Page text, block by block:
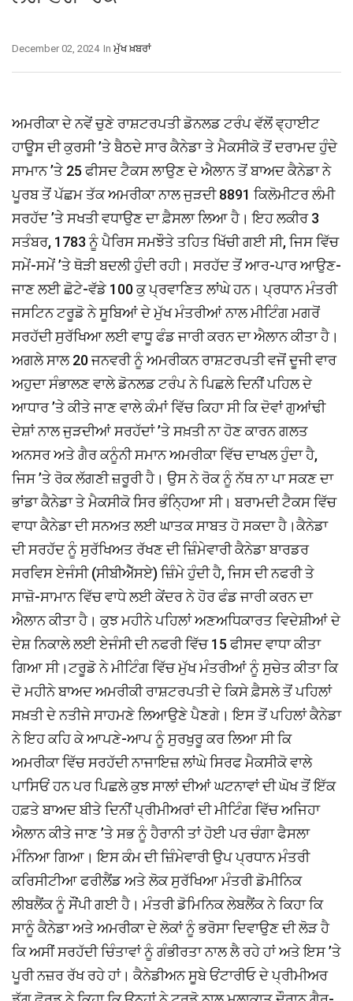
In ਮੁੱਖ ਖ਼ਬਰਾਂ
December 02, 2024
ਅਮਰੀਕਾ ਦੇ ਨਵੇਂ ਚੁਣੇ ਰਾਸ਼ਟਰਪਤੀ ਡੋਨਲਡ ਟਰੰਪ ਵੱਲੋਂ ਵ੍ਹਾਈਟ
ਹਾਊਸ ਦੀ ਕੁਰਸੀ ’ਤੇ ਬੈਠਦੇ ਸਾਰ ਕੈਨੇਡਾ ਤੇ ਮੈਕਸੀਕੋ ਤੋਂ ਦਰਾਮਦ ਹੁੰਦੇ
ਸਾਮਾਨ ’ਤੇ 25 ਫੀਸਦ ਟੈਕਸ ਲਾਉਣ ਦੇ ਐਲਾਨ ਤੋਂ ਬਾਅਦ ਕੈਨੇਡਾ ਨੇ
ਪੂਰਬ ਤੋਂ ਪੱਛਮ ਤੱਕ ਅਮਰੀਕਾ ਨਾਲ ਜੁੜਦੀ 8891 ਕਿਲੋਮੀਟਰ ਲੰਮੀ
ਸਰਹੱਦ ’ਤੇ ਸਖਤੀ ਵਧਾਉਣ ਦਾ ਫ਼ੈਸਲਾ ਲਿਆ ਹੈ। ਇਹ ਲਕੀਰ 3
ਸਤੰਬਰ, 1783 ਨੂੰ ਪੈਰਿਸ ਸਮਝੌਤੇ ਤਹਿਤ ਖਿੱਚੀ ਗਈ ਸੀ, ਜਿਸ ਵਿੱਚ
ਸਮੇਂ-ਸਮੇਂ ’ਤੇ ਥੋੜੀ ਬਦਲੀ ਹੁੰਦੀ ਰਹੀ। ਸਰਹੱਦ ਤੋਂ ਆਰ-ਪਾਰ ਆਉਣ-
ਜਾਣ ਲਈ ਛੋਟੇ-ਵੱਡੇ 100 ਕੁ ਪ੍ਰਵਾਣਿਤ ਲਾਂਘੇ ਹਨ। ਪ੍ਰਧਾਨ ਮੰਤਰੀ
ਜਸਟਿਨ ਟਰੂਡੋ ਨੇ ਸੂਬਿਆਂ ਦੇ ਮੁੱਖ ਮੰਤਰੀਆਂ ਨਾਲ ਮੀਟਿੰਗ ਮਗਰੋਂ
ਸਰਹੱਦੀ ਸੁਰੱਖਿਆ ਲਈ ਵਾਧੂ ਫੰਡ ਜਾਰੀ ਕਰਨ ਦਾ ਐਲਾਨ ਕੀਤਾ ਹੈ।
ਅਗਲੇ ਸਾਲ 20 ਜਨਵਰੀ ਨੂੰ ਅਮਰੀਕਨ ਰਾਸ਼ਟਰਪਤੀ ਵਜੋਂ ਦੂਜੀ ਵਾਰ
ਅਹੁਦਾ ਸੰਭਾਲਣ ਵਾਲੇ ਡੋਨਲਡ ਟਰੰਪ ਨੇ ਪਿਛਲੇ ਦਿਨੀਂ ਪਹਿਲ ਦੇ
ਆਧਾਰ ’ਤੇ ਕੀਤੇ ਜਾਣ ਵਾਲੇ ਕੰਮਾਂ ਵਿੱਚ ਕਿਹਾ ਸੀ ਕਿ ਦੋਵਾਂ ਗੁਆਂਢੀ
ਦੇਸ਼ਾਂ ਨਾਲ ਜੁੜਦੀਆਂ ਸਰਹੱਦਾਂ ’ਤੇ ਸਖ਼ਤੀ ਨਾ ਹੋਣ ਕਾਰਨ ਗਲਤ
ਅਨਸਰ ਅਤੇ ਗੈਰ ਕਨੂੰਨੀ ਸਮਾਨ ਅਮਰੀਕਾ ਵਿੱਚ ਦਾਖਲ ਹੁੰਦਾ ਹੈ,
ਜਿਸ ’ਤੇ ਰੋਕ ਲੱਗਣੀ ਜ਼ਰੂਰੀ ਹੈ। ਉਸ ਨੇ ਰੋਕ ਨੂੰ ਨੱਥ ਨਾ ਪਾ ਸਕਣ ਦਾ
ਭਾਂਡਾ ਕੈਨੇਡਾ ਤੇ ਮੈਕਸੀਕੋ ਸਿਰ ਭੰਨਿ੍ਹਆ ਸੀ। ਬਰਾਮਦੀ ਟੈਕਸ ਵਿੱਚ
ਵਾਧਾ ਕੈਨੇਡਾ ਦੀ ਸਨਅਤ ਲਈ ਘਾਤਕ ਸਾਬਤ ਹੋ ਸਕਦਾ ਹੈ।ਕੈਨੇਡਾ
ਦੀ ਸਰਹੱਦ ਨੂੰ ਸੁਰੱਖਿਅਤ ਰੱਖਣ ਦੀ ਜ਼ਿੰਮੇਵਾਰੀ ਕੈਨੇਡਾ ਬਾਰਡਰ
ਸਰਵਿਸ ਏਜੰਸੀ (ਸੀਬੀਐੱਸਏ) ਜ਼ਿੰਮੇ ਹੁੰਦੀ ਹੈ, ਜਿਸ ਦੀ ਨਫਰੀ ਤੇ
ਸਾਜ਼ੋ-ਸਾਮਾਨ ਵਿੱਚ ਵਾਧੇ ਲਈ ਕੇਂਦਰ ਨੇ ਹੋਰ ਫੰਡ ਜਾਰੀ ਕਰਨ ਦਾ
ਐਲਾਨ ਕੀਤਾ ਹੈ। ਕੁਝ ਮਹੀਨੇ ਪਹਿਲਾਂ ਅਣਅਧਿਕਾਰਤ ਵਿਦੇਸ਼ੀਆਂ ਦੇ
ਦੇਸ਼ ਨਿਕਾਲੇ ਲਈ ਏਜੰਸੀ ਦੀ ਨਫਰੀ ਵਿੱਚ 15 ਫੀਸਦ ਵਾਧਾ ਕੀਤਾ
ਗਿਆ ਸੀ।ਟਰੂਡੋ ਨੇ ਮੀਟਿੰਗ ਵਿੱਚ ਮੁੱਖ ਮੰਤਰੀਆਂ ਨੂੰ ਸੁਚੇਤ ਕੀਤਾ ਕਿ
ਦੋ ਮਹੀਨੇ ਬਾਅਦ ਅਮਰੀਕੀ ਰਾਸ਼ਟਰਪਤੀ ਦੇ ਕਿਸੇ ਫ਼ੈਸਲੇ ਤੋਂ ਪਹਿਲਾਂ
ਸਖ਼ਤੀ ਦੇ ਨਤੀਜੇ ਸਾਹਮਣੇ ਲਿਆਉਣੇ ਪੈਣਗੇ। ਇਸ ਤੋਂ ਪਹਿਲਾਂ ਕੈਨੇਡਾ
ਨੇ ਇਹ ਕਹਿ ਕੇ ਆਪਣੇ-ਆਪ ਨੂੰ ਸੁਰਖੁਰੂ ਕਰ ਲਿਆ ਸੀ ਕਿ
ਅਮਰੀਕਾ ਵਿੱਚ ਸਰਹੱਦੀ ਨਾਜਾਇਜ਼ ਲਾਂਘੇ ਸਿਰਫ ਮੈਕਸੀਕੋ ਵਾਲੇ
ਪਾਸਿਓਂ ਹਨ ਪਰ ਪਿਛਲੇ ਕੁਝ ਸਾਲਾਂ ਦੀਆਂ ਘਟਨਾਵਾਂ ਦੀ ਘੋਖ ਤੋਂ ਇੱਕ
ਹਫ਼ਤੇ ਬਾਅਦ ਬੀਤੇ ਦਿਨੀਂ ਪ੍ਰੀਮੀਅਰਾਂ ਦੀ ਮੀਟਿੰਗ ਵਿੱਚ ਅਜਿਹਾ
ਐਲਾਨ ਕੀਤੇ ਜਾਣ ’ਤੇ ਸਭ ਨੂੰ ਹੈਰਾਨੀ ਤਾਂ ਹੋਈ ਪਰ ਚੰਗਾ ਫੈਸਲਾ
ਮੰਨਿਆ ਗਿਆ। ਇਸ ਕੰਮ ਦੀ ਜ਼ਿੰਮੇਵਾਰੀ ਉਪ ਪ੍ਰਧਾਨ ਮੰਤਰੀ
ਕਰਿਸੀਟੀਆ ਫਰੀਲੈਂਡ ਅਤੇ ਲੋਕ ਸੁਰੱਖਿਆ ਮੰਤਰੀ ਡੋਮੀਨਿਕ
ਲੀਬਲੈਂਕ ਨੂੰ ਸੌਂਪੀ ਗਈ ਹੈ। ਮੰਤਰੀ ਡੋਮਿਨਿਕ ਲੇਬਲੈਂਕ ਨੇ ਕਿਹਾ ਕਿ
ਸਾਨੂੰ ਕੈਨੇਡਾ ਅਤੇ ਅਮਰੀਕਾ ਦੇ ਲੋਕਾਂ ਨੂੰ ਭਰੋਸਾ ਦਿਵਾਉਣ ਦੀ ਲੋੜ ਹੈ
ਕਿ ਅਸੀਂ ਸਰਹੱਦੀ ਚਿੰਤਾਵਾਂ ਨੂੰ ਗੰਭੀਰਤਾ ਨਾਲ ਲੈ ਰਹੇ ਹਾਂ ਅਤੇ ਇਸ ’ਤੇ
ਪੂਰੀ ਨਜ਼ਰ ਰੱਖ ਰਹੇ ਹਾਂ। ਕੈਨੇਡੀਅਨ ਸੂਬੇ ਓਂਟਾਰੀਓ ਦੇ ਪ੍ਰੀਮੀਅਰ